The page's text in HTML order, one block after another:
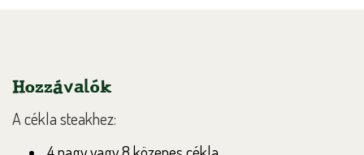
Hozzávalók
A cékla steakhez: